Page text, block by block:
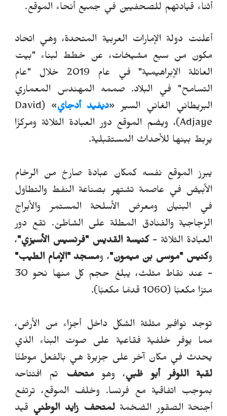
أثناء قيادتهم للصحفيين في جميع أنحاء الموقع.
أعلنت دولة الإمارات العربية المتحدة، وهي اتحاد
مكون من سبع مشيخات، عن خطط لبناء "بيت
العائلة الإبراهيمية" في عام 2019 خلال "عام
التسامح" في البلاد. صممه المهندس المعماري
البريطاني الغاني السير «ديفيد أدجاي» (
David
Adjaye)، ويضم الموقع دور العبادة الثلاثة ومركزًا
يربط بينها للأحداث المستقبلية.
يبرز الموقع نفسه كمكان عبادة صارخ من الرخام
الأبيض في عاصمة تشتهر بصناعة النفط والتطاول
في البنيان ومعرض الأسلحة المستمر والأبراج
الزجاجية والفنادق المطلة على الشاطئ. تقع دور
العبادة الثلاثة - كنيسة القديس "فرنسيس الأسيزي"،
وكنيس "موسى بن ميمون"، ومسجد "الإمام الطيب"
- عند نقاط مثلث، يبلغ حجم كل منها ن
حو 30
مترًا مكعبًا (1060 قدمًا مكعبًا).
توجد نوافير مثلثة الشكل داخل أجزاء من الأرض،
مما يوفر خلفية فقاعية على صوت البناء الذي
يحدث في مكان آخر على جزيرة هي بالفعل موطنًا
لقبة اللوفر أبو ظبي، وهومتحف
تم افتتاحه
بموجب اتفاقية مع فرنسا. وخلف الموقع، ترتفع
أجنحة الصقور الضخمةلمتحف زايد الوطني قيد